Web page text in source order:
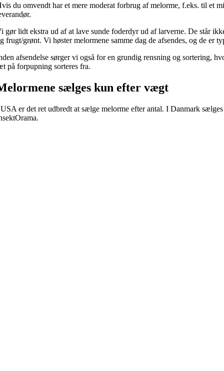
du omvendt har et mere moderat forbrug af melorme, f.eks. til et
gør lidt ekstra ud af at lave sunde foderdyr ud af larverne. De står
frugt/grønt. Vi høster melormene samme dag de afsendes, og de er
afsendelse sørger vi også for en grundig rensning og sortering,
på forpupning sorteres fra.
sælges kun efter vægt
er det ret udbredt at sælge melorme efter antal. I Danmark